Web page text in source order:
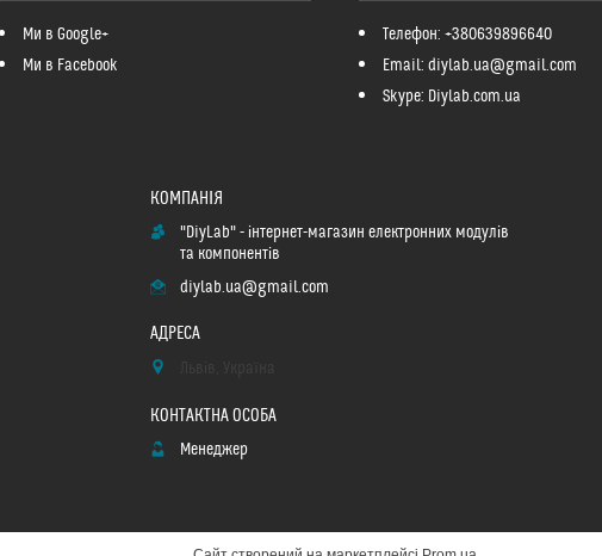
Ми в Google+
Ми в Facebook
Телефон: +380639896640
Email: diylab.ua@gmail.com
Skype: Diylab.com.ua
"DiyLab" - інтернет-магазин електронних модулів
та компонентів
diylab.ua@gmail.com
Менеджер